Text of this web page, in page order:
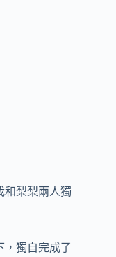
和梨梨兩人獨
，獨自完成了